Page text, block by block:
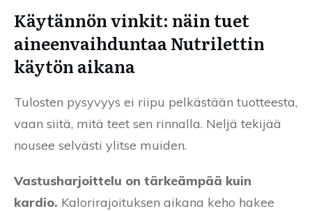
Käytännön vinkit: näin tuet
aineenvaihduntaa Nutrilettin
käytön aikana
Tulosten pysyvyys ei riipu pelkästään tuotteesta,
vaan siitä, mitä teet sen rinnalla. Neljä tekijää
nousee selvästi ylitse muiden.
Vastusharjoittelu on tärkeämpää kuin
kardio. Kalorirajoituksen aikana keho hakee